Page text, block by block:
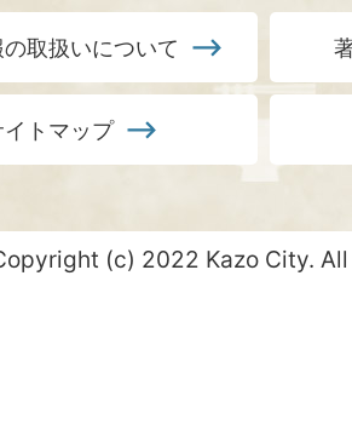
取扱いについて
イトマップ
(c) 2022 Kazo City.